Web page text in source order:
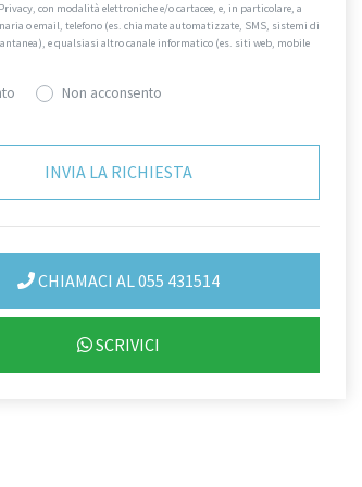
con modalità elettroniche e/o cartacee, e, in particolare, a
o email, telefono (es. chiamate automatizzate, SMS, sistemi di
e qualsiasi altro canale informatico (es. siti web, mobile
Non acconsento
CHIAMACI AL 055 431514
SCRIVICI